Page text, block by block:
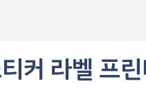
커 라벨 프